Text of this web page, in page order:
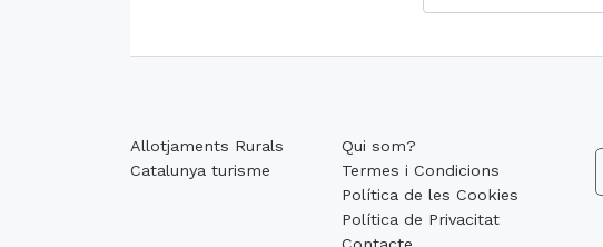
Allotjaments Rurals
Catalunya turisme
Qui som?
Termes i Condicions
Política de les Cookies
Política de Privacitat